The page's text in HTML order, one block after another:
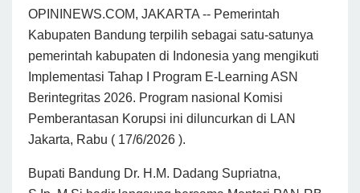
OPININEWS.COM, JAKARTA -- Pemerintah
Kabupaten Bandung terpilih sebagai satu-satunya
pemerintah kabupaten di Indonesia yang mengikuti
Implementasi Tahap I Program E-Learning ASN
Berintegritas 2026. Program nasional Komisi
Pemberantasan Korupsi ini diluncurkan di LAN
Jakarta, Rabu ( 17/6/2026 ).
Bupati Bandung Dr. H.M. Dadang Supriatna,